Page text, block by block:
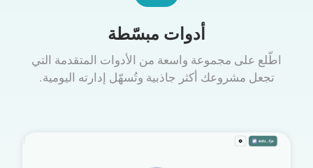
أدوات مبسّطة
اطّلع على مجموعة واسعة من الأدوات المتقدمة التي
تجعل مشروعك أكثر جاذبية وتُسهّل إدارته اليومية.